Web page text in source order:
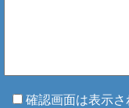
確認画面は表示